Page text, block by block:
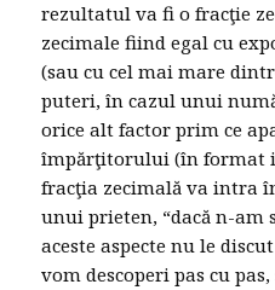
rezultatul va fi o fracţie
zecimale fiind egal cu
(sau cu cel mai mare
puteri, în cazul unui
orice alt factor prim ce
împărţitorului (în format
fracţia zecimală va intra
unui prieten, “dacă n-am
aceste aspecte nu le
vom descoperi pas cu